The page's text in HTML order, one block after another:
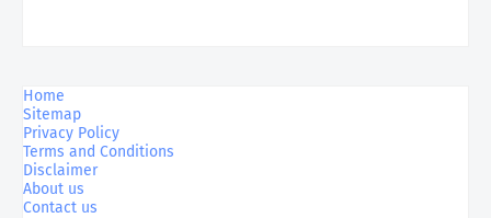
Home
Sitemap
Privacy Policy
Terms and Conditions
Disclaimer
About us
Contact us